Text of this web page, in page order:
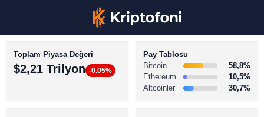
Toplam Piyasa Değeri
$2,21 Trilyon -0.05%
Pay Tablosu
Bitcoin
58,8%
Ethereum
10,5%
Altcoinler
30,7%